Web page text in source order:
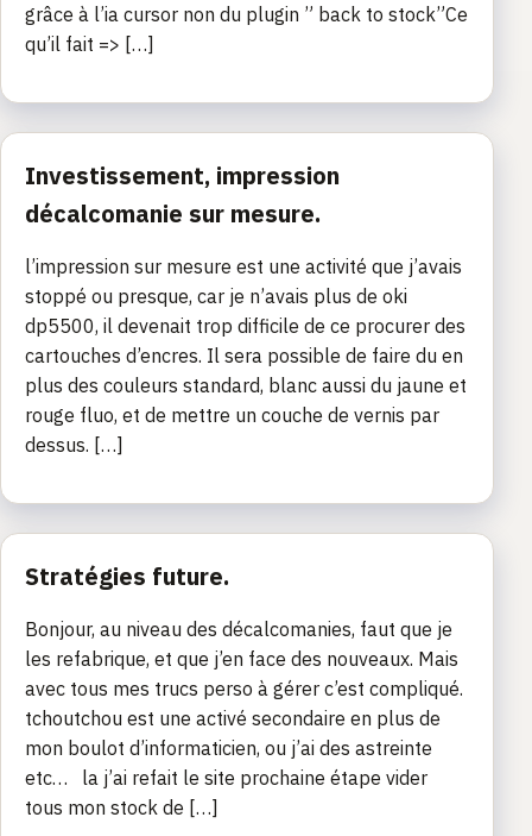
grâce à l’ia cursor non du plugin ” back to stock”Ce
qu’il fait => […]
Investissement, impression
décalcomanie sur mesure.
l’impression sur mesure est une activité que j’avais
stoppé ou presque, car je n’avais plus de oki
dp5500, il devenait trop difficile de ce procurer des
cartouches d’encres. Il sera possible de faire du en
plus des couleurs standard, blanc aussi du jaune et
rouge fluo, et de mettre un couche de vernis par
dessus. […]
Stratégies future.
Bonjour, au niveau des décalcomanies, faut que je
les refabrique, et que j’en face des nouveaux. Mais
avec tous mes trucs perso à gérer c’est compliqué.
tchoutchou est une activé secondaire en plus de
mon boulot d’informaticien, ou j’ai des astreinte
etc… la j’ai refait le site prochaine étape vider
tous mon stock de […]